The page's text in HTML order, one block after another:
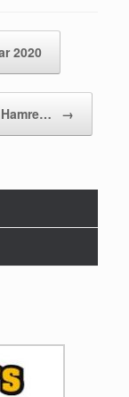
2020
→